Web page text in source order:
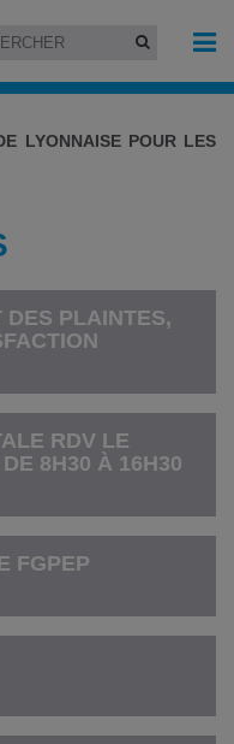
LYONNAISE POUR LES
DES PLAINTES,
RDV LE
8H30 À 16H30
FGPEP